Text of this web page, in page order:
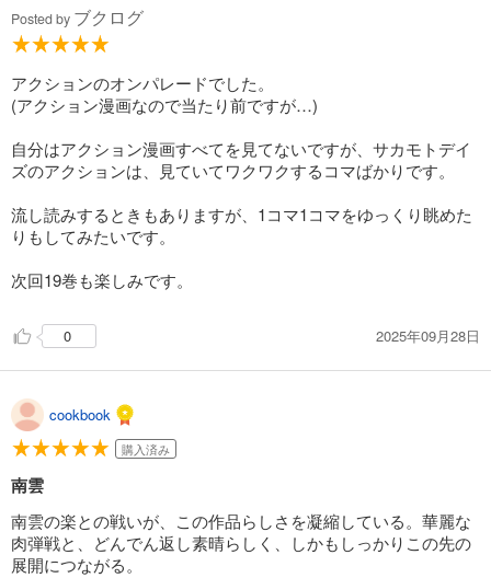
Posted by ブクログ
アクションのオンパレードでした。
(アクション漫画なので当たり前ですが…)
自分はアクション漫画すべてを見てないですが、サカモトデイ
ズのアクションは、見ていてワクワクするコマばかりです。
流し読みするときもありますが、1コマ1コマをゆっくり眺めた
りもしてみたいです。
次回19巻も楽しみです。
0 2025年09月28日
cookbook
購入済み
南雲
南雲の楽との戦いが、この作品らしさを凝縮している。華麗な
肉弾戦と、どんでん返し素晴らしく、しかもしっかりこの先の
展開につながる。